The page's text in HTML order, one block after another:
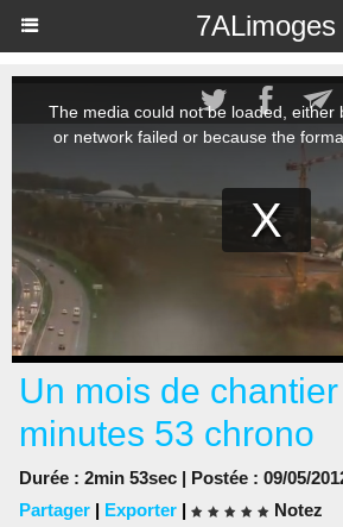
7ALimoges
Un mois de
minutes 53 chrono
Durée : 2min 53sec | Postée : 09/05/
Partager | Exporter |
Notez